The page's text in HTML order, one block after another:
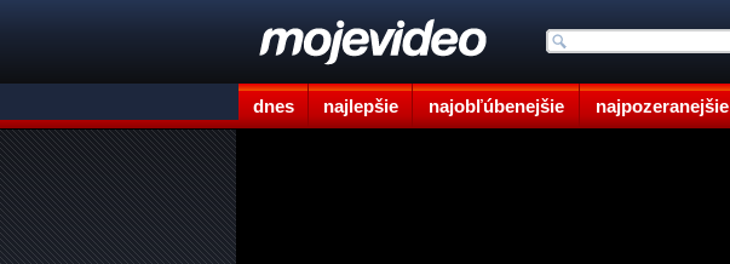
dnes najlepšie najobľúbenejšie najpozeranejšie